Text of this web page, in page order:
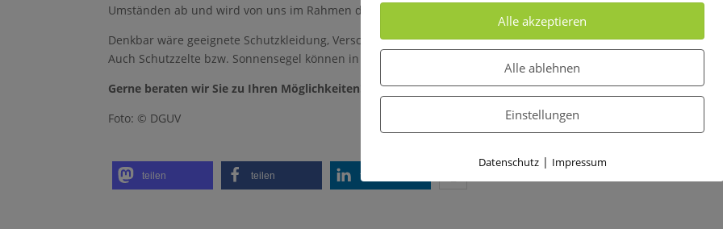
Umständen ab und wird von uns im Rahmen der Gefährdungsbeurteilung erfasst.
Denkbar wäre geeignete Schutzkleidung, Verschiebung von Arbeitszeiten oder dem Auftragen von
Auch Schutzzelte bzw. Sonnensegel können in Betracht kommen.
Gerne beraten wir Sie zu Ihren Möglichkeiten!
Foto: © DGUV
teilen teilen teilen
Alle akzeptieren
Alle ablehnen
Einstellungen
Datenschutz| Impressum